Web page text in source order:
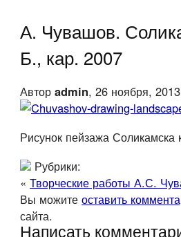
А. Чувашов.
Б., кар. 2007
Автор admin, 26 ноября, 2013
Рисунок пейзажа
Рубрики:
« Творческие работы А.С.
Вы можите оставить
сайта.
Написать